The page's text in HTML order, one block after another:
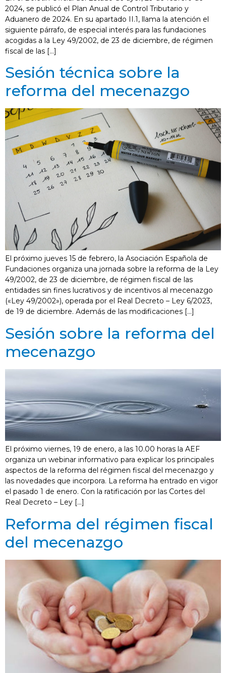
2024, se publicó el Plan Anual de Control Tributario y
Aduanero de 2024. En su apartado II.1, llama la atención el
siguiente párrafo, de especial interés para las fundaciones
acogidas a la Ley 49/2002, de 23 de diciembre, de régimen
fiscal de las […]
Sesión técnica sobre la
reforma del mecenazgo
El próximo jueves 15 de febrero, la Asociación Española de
Fundaciones organiza una jornada sobre la reforma de la Ley
49/2002, de 23 de diciembre, de régimen fiscal de las
entidades sin fines lucrativos y de incentivos al mecenazgo
(«Ley 49/2002»), operada por el Real Decreto – Ley 6/2023,
de 19 de diciembre. Además de las modificaciones […]
Sesión sobre la reforma del
mecenazgo
El próximo viernes, 19 de enero, a las 10.00 horas la AEF
organiza un webinar informativo para explicar los principales
aspectos de la reforma del régimen fiscal del mecenazgo y
las novedades que incorpora. La reforma ha entrado en vigor
el pasado 1 de enero. Con la ratificación por las Cortes del
Real Decreto – Ley […]
Reforma del régimen fiscal
del mecenazgo